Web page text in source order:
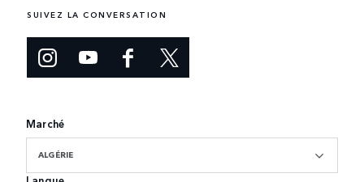
SUIVEZ LA CONVERSATION
Marché
ALGÉRIE